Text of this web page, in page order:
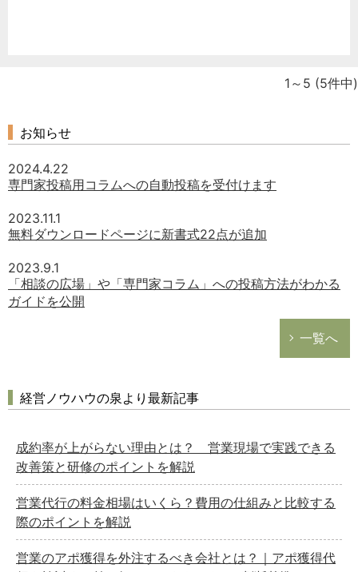
1～5 (5件中)
お知らせ
2024.4.22
専門家投稿用コラムへの自動投稿を受付けます
2023.11.1
無料ダウンロードページに新書式22点が追加
2023.9.1
「相談の広場」や「専門家コラム」への投稿方法がわかる
ガイドを公開
一覧へ
経営ノウハウの泉より最新記事
成約率が上がらない理由とは？ 営業現場で実践できる
改善策と研修のポイントを解説
営業代行の料金相場はいくら？費用の仕組みと比較する
際のポイントを解説
営業のアポ獲得を外注するべき会社とは？｜アポ獲得代